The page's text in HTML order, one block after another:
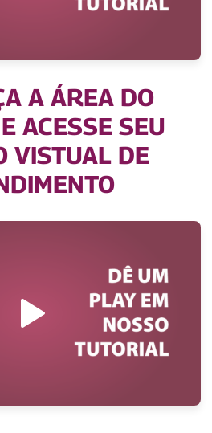
A ÁREA DO
ACESSE SEU
VISTUAL DE